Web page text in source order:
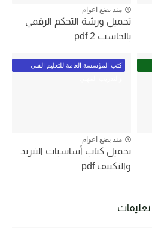
منذ بضع اعوام
تحميل ورشة التحكم الرقمي
بالحاسب 2 pdf
كتب المؤسسة العامة للتعليم الفني
منذ بضع اعوام
تحميل كتاب أساسيات التبريد
والتكييف pdf
تعليقات